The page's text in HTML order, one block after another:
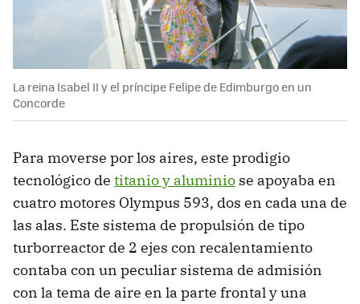
La reina Isabel II y el príncipe Felipe de Edimburgo en un
Concorde
Para moverse por los aires, este prodigio
tecnológico de titanio y aluminio se apoyaba en
cuatro motores Olympus 593, dos en cada una de
las alas. Este sistema de propulsión de tipo
turborreactor de 2 ejes con recalentamiento
contaba con un peculiar sistema de admisión
con la tema de aire en la parte frontal y una